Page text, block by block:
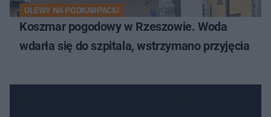
ULEWY NA PODKARPACIU
Koszmar pogodowy w Rzeszowie. Woda
wdarła się do szpitala, wstrzymano przyjęcia